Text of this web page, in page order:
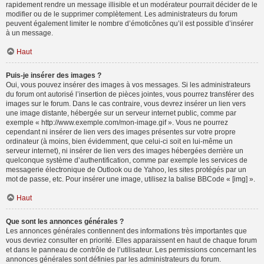
rapidement rendre un message illisible et un modérateur pourrait décider de le
modifier ou de le supprimer complètement. Les administrateurs du forum
peuvent également limiter le nombre d’émoticônes qu’il est possible d’insérer
à un message.
Haut
Puis-je insérer des images ?
Oui, vous pouvez insérer des images à vos messages. Si les administrateurs
du forum ont autorisé l’insertion de pièces jointes, vous pourrez transférer des
images sur le forum. Dans le cas contraire, vous devrez insérer un lien vers
une image distante, hébergée sur un serveur internet public, comme par
exemple « http://www.exemple.com/mon-image.gif ». Vous ne pourrez
cependant ni insérer de lien vers des images présentes sur votre propre
ordinateur (à moins, bien évidemment, que celui-ci soit en lui-même un
serveur internet), ni insérer de lien vers des images hébergées derrière un
quelconque système d’authentification, comme par exemple les services de
messagerie électronique de Outlook ou de Yahoo, les sites protégés par un
mot de passe, etc. Pour insérer une image, utilisez la balise BBCode « [img] ».
Haut
Que sont les annonces générales ?
Les annonces générales contiennent des informations très importantes que
vous devriez consulter en priorité. Elles apparaissent en haut de chaque forum
et dans le panneau de contrôle de l’utilisateur. Les permissions concernant les
annonces générales sont définies par les administrateurs du forum.